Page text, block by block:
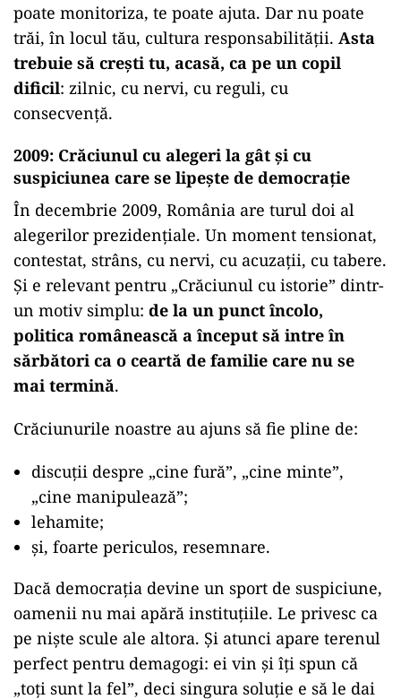
poate monitoriza, te poate ajuta. Dar nu poate
trăi, în locul tău, cultura responsabilității. Asta
trebuie să crești tu, acasă, ca pe un copil
dificil: zilnic, cu nervi, cu reguli, cu
consecvență.
2009: Crăciunul cu alegeri la gât și cu
suspiciunea care se lipește de democrație
În decembrie 2009, România are turul doi al
alegerilor prezidențiale. Un moment tensionat,
contestat, strâns, cu nervi, cu acuzații, cu tabere.
Și e relevant pentru „Crăciunul cu istorie” dintr-
un motiv simplu: de la un punct încolo,
politica românească a început să intre în
sărbători ca o ceartă de familie care nu se
mai termină.
Crăciunurile noastre au ajuns să fie pline de:
discuții despre „cine fură”, „cine minte”,
„cine manipulează”;
lehamite;
și, foarte periculos, resemnare.
Dacă democrația devine un sport de suspiciune,
oamenii nu mai apără instituțiile. Le privesc ca
pe niște scule ale altora. Și atunci apare terenul
perfect pentru demagogi: ei vin și îți spun că
„toți sunt la fel”, deci singura soluție e să le dai